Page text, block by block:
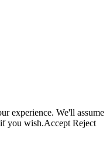
experience. We'll assume
you wish.Accept Reject